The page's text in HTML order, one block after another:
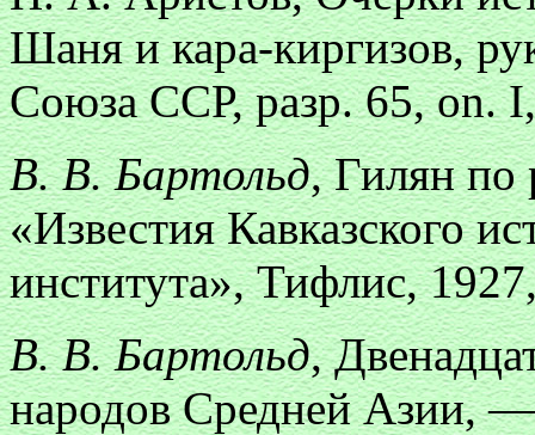
Шаня и кара-киргизов,
Союза ССР, разр. 65, on.
В. В. Бартольд, Гилян по
«Известия Кавказского
института», Тифлис,
В. В. Бартольд,
народов Средней Азии,